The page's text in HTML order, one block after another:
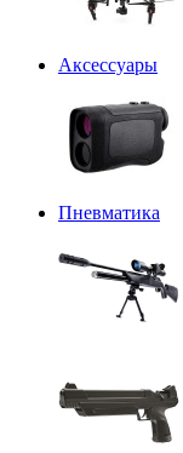
Аксессуары
Пневматика